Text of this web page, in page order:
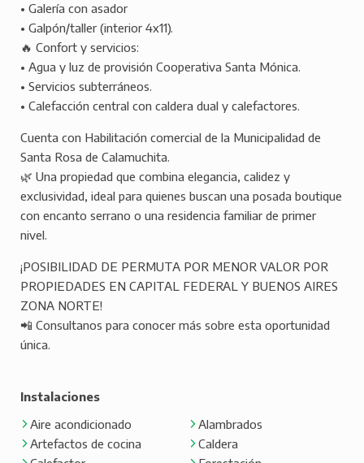
• Galería con asador
• Galpón/taller (interior 4x11).
🔥 Confort y servicios:
• Agua y luz de provisión Cooperativa Santa Mónica.
• Servicios subterráneos.
• Calefacción central con caldera dual y calefactores.
Cuenta con Habilitación comercial de la Municipalidad de
Santa Rosa de Calamuchita.
🌿 Una propiedad que combina elegancia, calidez y
exclusividad, ideal para quienes buscan una posada boutique
con encanto serrano o una residencia familiar de primer
nivel.
¡POSIBILIDAD DE PERMUTA POR MENOR VALOR POR
PROPIEDADES EN CAPITAL FEDERAL Y BUENOS AIRES
ZONA NORTE!
📲 Consultanos para conocer más sobre esta oportunidad
única.
Instalaciones
Aire acondicionado
Alambrados
Artefactos de cocina
Caldera